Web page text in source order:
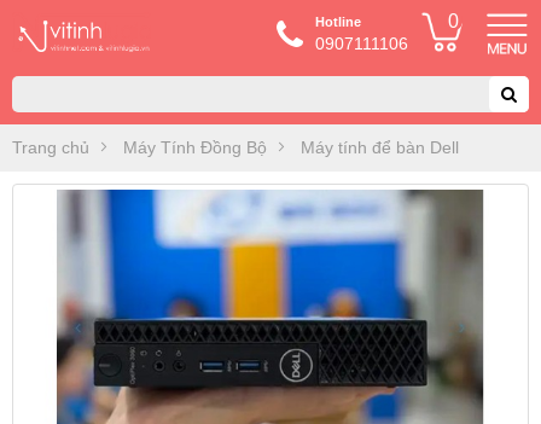
Hotline
0907111106
0
Trang chủ Máy Tính Đồng Bộ Máy tính để bàn Dell